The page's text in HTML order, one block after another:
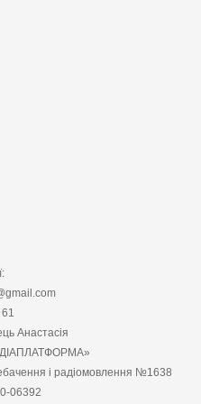
Анастасія
і радіомовлення №1638
06392